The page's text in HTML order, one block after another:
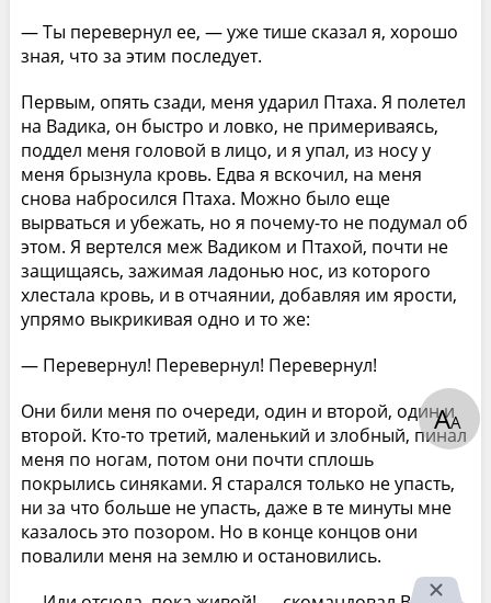
— Ты перевернул ее, — уже тише сказал я, хорошо
зная, что за этим последует.
Первым, опять сзади, меня ударил Птаха. Я полетел
на Вадика, он быстро и ловко, не примериваясь,
поддел меня головой в лицо, и я упал, из носу у
меня брызнула кровь. Едва я вскочил, на меня
снова набросился Птаха. Можно было еще
вырваться и убежать, но я почему-то не подумал об
этом. Я вертелся меж Вадиком и Птахой, почти не
защищаясь, зажимая ладонью нос, из которого
хлестала кровь, и в отчаянии, добавляя им ярости,
упрямо выкрикивая одно и то же:
— Перевернул! Перевернул! Перевернул!
Они били меня по очереди, один и второй, один и
второй. Кто-то третий, маленький и злобный, пинал
меня по ногам, потом они почти сплошь
покрылись синяками. Я старался только не упасть,
ни за что больше не упасть, даже в те минуты мне
казалось это позором. Но в конце концов они
повалили меня на землю и остановились.
АА